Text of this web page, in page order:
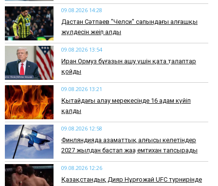
09.08.2026 14:28
Дастан Сәтпаев "Челси" сапындағы алғашқы
жүлдесін жеңіп алды
09.08.2026 13:54
Иран Ормуз бұғазын ашу үшін қатаң талаптар
қойды
09.08.2026 13:21
Қытайдағы алау мерекесінде 16 адам күйіп
қалды
09.08.2026 12:58
Финляндияда азаматтық алғысы келетіндер
2027 жылдан бастап жаңа емтихан тапсырады
09.08.2026 12:26
Қазақстандық Дияр Нұрғожай UFC турнирінде